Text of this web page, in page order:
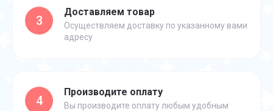
3
Доставляем товар
Осуществляем доставку по указанному вами
адресу
4
Производите оплату
Вы производите оплату любым удобным